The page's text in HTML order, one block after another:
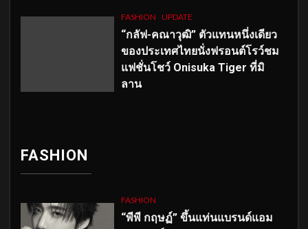
FASHION UPDATE
“กลัฟ-คณาวุฒิ” ตัวแทนหนึ่งเดียว
ของประเทศไทยนั่งฟรอนต์โรว์ชม
แฟชั่นโชว์ Onisuka Tiger ที่มิ
ลาน
FASHION
FASHION
“พีพี กฤษฏ์” ขึ้นแท่นแบรนด์แอม